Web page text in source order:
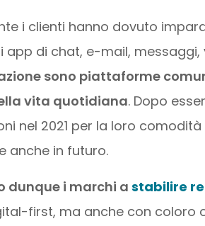
i clienti hanno dovuto
app di chat, e-mail,
sono piattaforme
vita quotidiana. Dopo
nel 2021 per la loro
anche in futuro.
dunque i marchi a stabilire
first, ma anche con coloro